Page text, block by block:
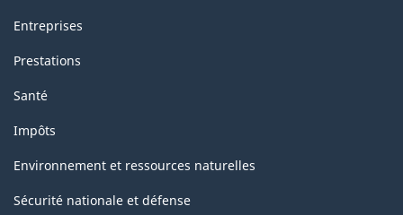
Entreprises
Prestations
Santé
Impôts
Environnement et ressources naturelles
Sécurité nationale et défense